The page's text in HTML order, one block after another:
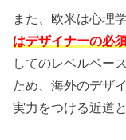
また、欧米は心理
はデザイナーの必
してのレベルベー
ため、海外のデザ
実力をつける近道